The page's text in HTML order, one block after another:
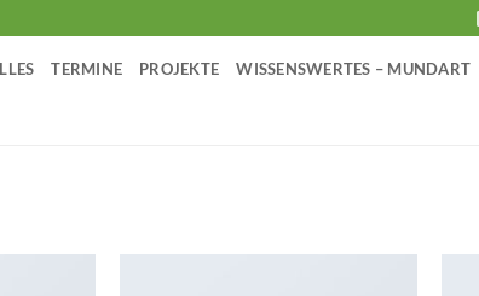
TERMINE PROJEKTE WISSENSWERTES – MUNDART